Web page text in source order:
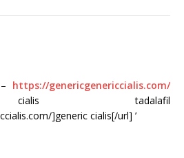
https://genericgenericcialis.com/
tadalafil
]generic cialis[/url] ’